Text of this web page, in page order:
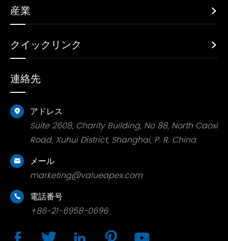
産業 
クイックリンク 
連絡先

アドレス
Suite 2608, Charity Building, No 88, North Caoxi
Road, Xuhui District, Shanghai, P. R. China

メール
marketing@valueapex.com

電話番号
+86-21-6958-0696
    